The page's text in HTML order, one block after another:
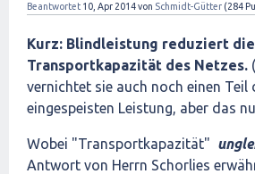
Beantwortet 10, Apr 2014von Schmidt-Gütter (284
Kurz: Blindleistung reduziert die
Transportkapazität des Netzes.
vernichtet sie auch noch einen Teil
eingespeisten Leistung, aber das
Wobei "Transportkapazität"
Antwort von Herrn Schorlies